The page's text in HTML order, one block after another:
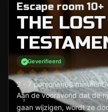
Escape room 10+
THE LOST
Geverifieerd
2 - 7 personen60 minuten
Aan de vooravond dat de
gaan wijzigen, wordt ze